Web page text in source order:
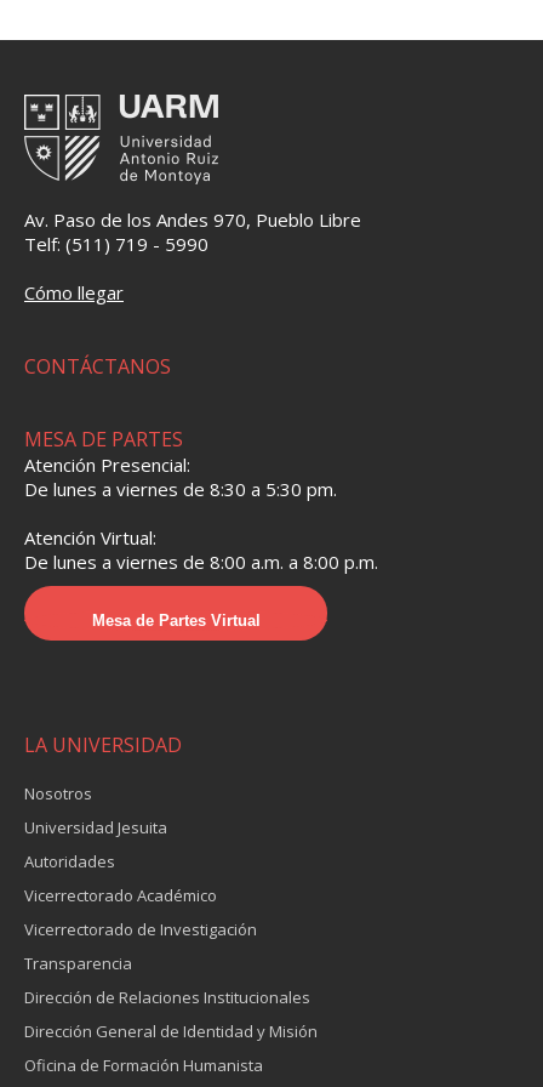
Av. Paso de los Andes 970, Pueblo Libre
Telf: (511) 719 - 5990
Cómo llegar
CONTÁCTANOS
MESA DE PARTES
Atención Presencial:
De lunes a viernes de 8:30 a 5:30 pm.
Atención Virtual:
De lunes a viernes de 8:00 a.m. a 8:00 p.m.
Mesa de Partes Virtual
LA UNIVERSIDAD
Nosotros
Universidad Jesuita
Autoridades
Vicerrectorado Académico
Vicerrectorado de Investigación
Transparencia
Dirección de Relaciones Institucionales
Dirección General de Identidad y Misión
Oficina de Formación Humanista